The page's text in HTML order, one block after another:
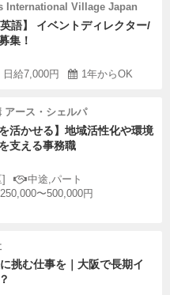
持ち、
で、地域の役に立てると
元の人間に伝える場を設
ん。
りのめんどくさいとこ
International Village Japan
語】 イベントディレクター/
集！
日給7,000円 1年からOK
アース・シェルパ
活かせる】地域活性化や環境
支える事務職
中途,パート
〜500,000円
挑む仕事を｜大阪で長期イ